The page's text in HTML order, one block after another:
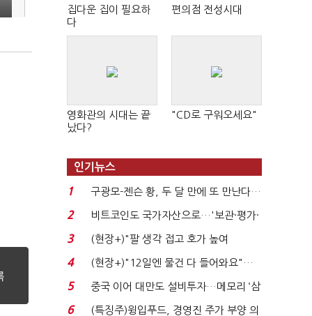
집다운 집이 필요하
다
편의점 전성시대
영화관의 시대는 끝
났다?
"CD로 구워오세요"
인기뉴스
1
구광모-젠슨 황, 두 달 만에 또 만난다…
로봇·AI 등 논...
2
비트코인도 국가자산으로…'보관·평가·
처분' 기준은 ...
3
(현장+)"팔 생각 접고 호가 높여
요"…'덜 똘똘한 한 채' 20...
4
(현장+)"12일엔 물건 다 들어와요"…
빈 매대 채우며 문 연 ...
5
중국 이어 대만도 설비투자…메모리 ‘삼
국전쟁’
6
(특징주)윙입푸드, 경영진 주가 부양 의